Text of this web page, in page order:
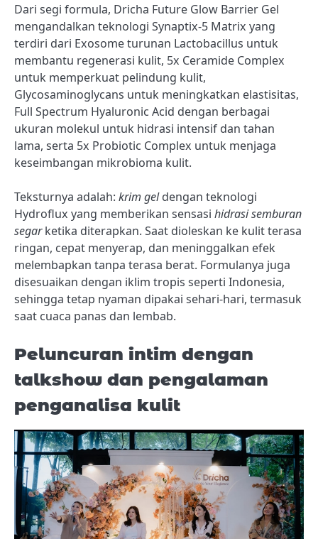
Dari segi formula, Dricha Future Glow Barrier Gel
mengandalkan teknologi Synaptix-5 Matrix yang
terdiri dari Exosome turunan Lactobacillus untuk
membantu regenerasi kulit, 5x Ceramide Complex
untuk memperkuat pelindung kulit,
Glycosaminoglycans untuk meningkatkan elastisitas,
Full Spectrum Hyaluronic Acid dengan berbagai
ukuran molekul untuk hidrasi intensif dan tahan
lama, serta 5x Probiotic Complex untuk menjaga
keseimbangan mikrobioma kulit.
Teksturnya adalah: krim geldengan teknologi
Hydroflux yang memberikan sensasi hidrasi semburan
segarketika diterapkan. Saat dioleskan ke kulit terasa
ringan, cepat menyerap, dan meninggalkan efek
melembapkan tanpa terasa berat. Formulanya juga
disesuaikan dengan iklim tropis seperti Indonesia,
sehingga tetap nyaman dipakai sehari-hari, termasuk
saat cuaca panas dan lembab.
Peluncuran intim dengan
talkshow dan pengalaman
penganalisa kulit